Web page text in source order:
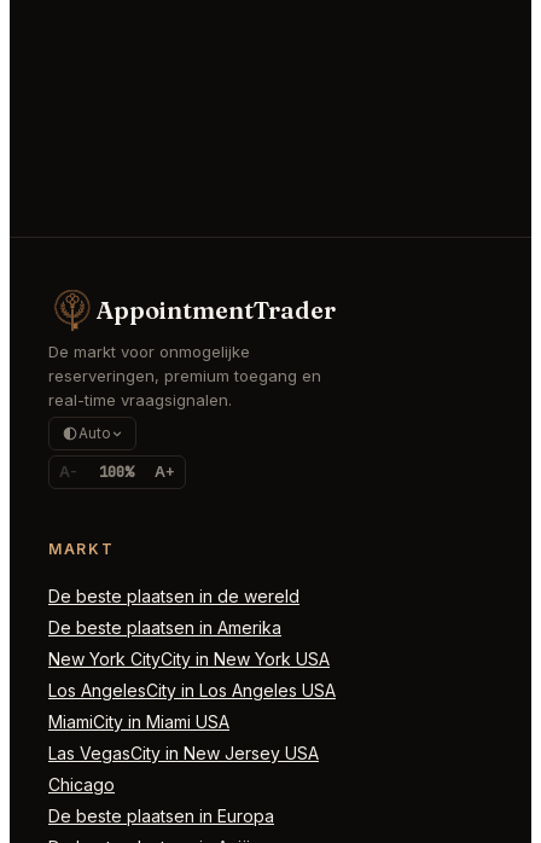
AppointmentTrader
De markt voor onmogelijke
reserveringen, premium toegang en
real-time vraagsignalen.
Auto
A- 100% A+
MARKT
De beste plaatsen in de wereld
De beste plaatsen in Amerika
New York CityCity in New York USA
Los AngelesCity in Los Angeles USA
MiamiCity in Miami USA
Las VegasCity in New Jersey USA
Chicago
De beste plaatsen in Europa